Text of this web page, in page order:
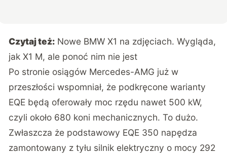
Czytaj też: Nowe BMW X1 na zdjęciach. Wygląda,
jak X1 M, ale ponoć nim nie jest
Po stronie osiągów Mercedes-AMG już w
przeszłości wspomniał, że podkręcone warianty
EQE będą oferowały moc rzędu nawet 500 kW,
czyli około 680 koni mechanicznych. To dużo.
Zwłaszcza że podstawowy EQE 350 napędza
zamontowany z tyłu silnik elektryczny o mocy 292